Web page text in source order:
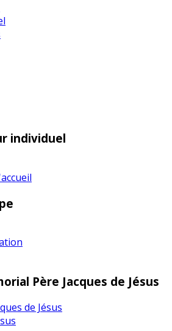
individuel
Père Jacques de Jésus
de Jésus